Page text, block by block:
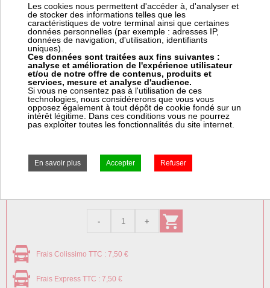
combinaison des deux. Peut être utilisé pour des applications
sans...
+ d'informations sur l'article
Manuel d'utilisation
Prix: Prix pro, connectez vous
Frais Salus Controls (*) : 15,00 € HT
Frais Colissimo TTC : 7,50 €
Frais Express TTC : 7,50 €
Les cookies nous permettent d'accéder à, d'analyser et
de stocker des informations telles que les
caractéristiques de votre terminal ainsi que certaines
données personnelles (par exemple : adresses IP,
données de navigation, d'utilisation, identifiants
uniques).
Ces données sont traitées aux fins suivantes :
analyse et amélioration de l'expérience utilisateur
et/ou de notre offre de contenus, produits et
services, mesure et analyse d'audience.
Si vous ne consentez pas à l'utilisation de ces
technologies, nous considérerons que vous vous
opposez également à tout dépôt de cookie fondé sur un
intérêt légitime. Dans ces conditions vous ne pourrez
pas exploiter toutes les fonctionnalités du site internet.